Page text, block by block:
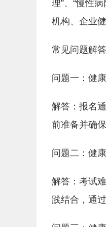
理”、“慢性
机构、企业
常见问题解答
问题一：健
解答：报名
前准备并确
问题二：健
解答：考试
践结合，通